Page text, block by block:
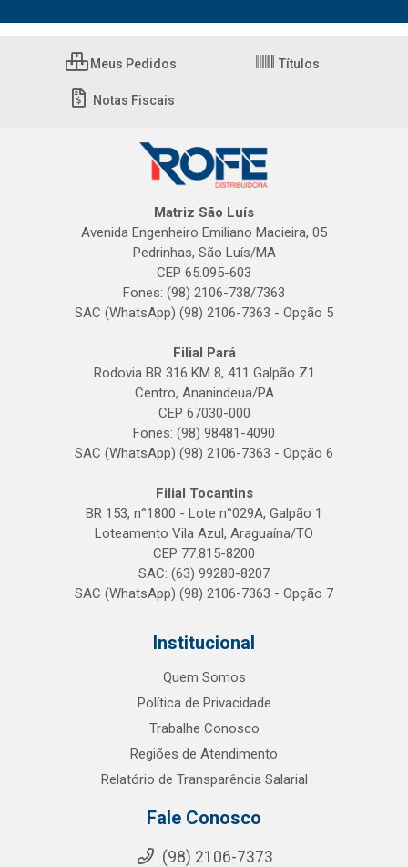
Meus Pedidos Títulos
Notas Fiscais
Matriz São Luís
Avenida Engenheiro Emiliano Macieira, 05
Pedrinhas, São Luís/MA
CEP 65.095-603
Fones: (98) 2106-738/7363
SAC (WhatsApp) (98) 2106-7363 - Opção 5
Filial Pará
Rodovia BR 316 KM 8, 411 Galpão Z1
Centro, Ananindeua/PA
CEP 67030-000
Fones: (98) 98481-4090
SAC (WhatsApp) (98) 2106-7363 - Opção 6
Filial Tocantins
BR 153, n°1800 - Lote n°029A, Galpão 1
Loteamento Vila Azul, Araguaína/TO
CEP 77.815-8200
SAC: (63) 99280-8207
SAC (WhatsApp) (98) 2106-7363 - Opção 7
Institucional
Quem Somos
Política de Privacidade
Trabalhe Conosco
Regiões de Atendimento
Relatório de Transparência Salarial
Fale Conosco
(98) 2106-7373